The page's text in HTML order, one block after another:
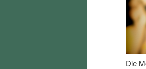
I
h
e
I
Die